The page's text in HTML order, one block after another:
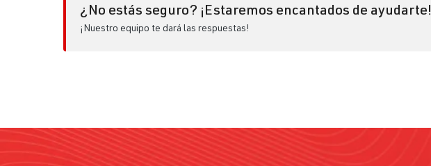
¿No estás seguro? ¡Estaremos encantados de ayudarte!
¡Nuestro equipo te dará las respuestas!